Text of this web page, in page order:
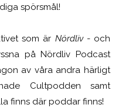
spörsmål!
som är Nördliv- och
på Nördliv Podcast
av våra andra härligt
Cultpodden samt
finns där poddar finns!